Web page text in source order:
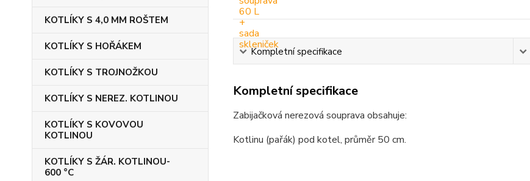
KOTLÍKY S 4,0 MM ROŠTEM
KOTLÍKY S HOŘÁKEM
KOTLÍKY S TROJNOŽKOU
KOTLÍKY S NEREZ. KOTLINOU
KOTLÍKY S KOVOVOU
KOTLINOU
KOTLÍKY S ŽÁR. KOTLINOU-
600 °C
Kompletní specifikace
Kompletní specifikace
Zabijačková nerezová souprava obsahuje:
Kotlinu (pařák) pod kotel, průměr 50 cm.